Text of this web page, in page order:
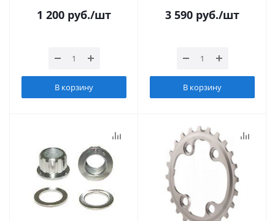
1 200 руб./шт
В корзину
3 590 руб./шт
В корзину